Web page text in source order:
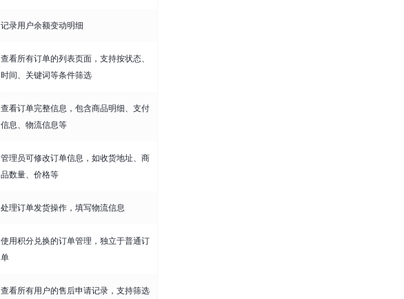
记录用户余额变动明细
查看所有订单的列表页面，支持按状态、
时间、关键词等条件筛选
查看订单完整信息，包含商品明细、支付
信息、物流信息等
管理员可修改订单信息，如收货地址、商
品数量、价格等
处理订单发货操作，填写物流信息
使用积分兑换的订单管理，独立于普通订
单
查看所有用户的售后申请记录，支持筛选